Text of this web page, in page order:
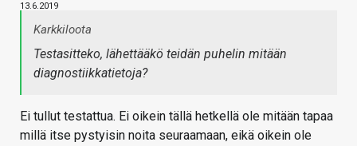
13.6.2019
Karkkiloota
Testasitteko, lähettääkö teidän puhelin mitään
diagnostiikkatietoja?
Ei tullut testattua. Ei oikein tällä hetkellä ole mitään tapaa
millä itse pystyisin noita seuraamaan, eikä oikein ole